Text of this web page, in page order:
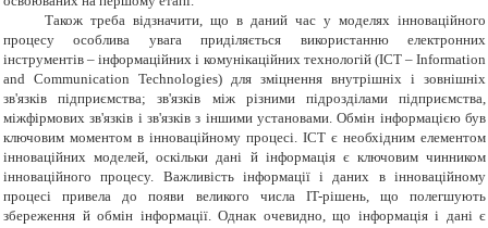
Також треба відзначити, що в даний час у моделях інноваційного
процесу особлива увага приділяється використанню електронних
інструментів – інформаційних і комунікаційних технологій (ICT – Information
and Communication Technologies) для зміцнення внутрішніх і зовнішніх
зв'язків підприємства; зв'язків між різними підрозділами підприємства,
міжфірмових зв'язків і зв'язків з іншими установами. Обмін інформацією був
ключовим моментом в інноваційному процесі. ICT є необхідним елементом
інноваційних моделей, оскільки дані й інформація є ключовим чинником
інноваційного процесу. Важливість інформації і даних в інноваційному
процесі привела до появи великого числа IT-рішень, що полегшують
збереження й обмін інформації. Однак очевидно, що інформація і дані є